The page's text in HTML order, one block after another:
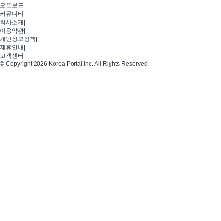
오픈보드
커뮤니티
회사소개
이용약관
개인정보정책
제휴안내
고객센터
© Copyright 2026 Korea Portal Inc. All Rights Reserved.